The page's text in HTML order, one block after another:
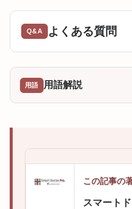
よくある質問
用語解説
この記事の
スマート